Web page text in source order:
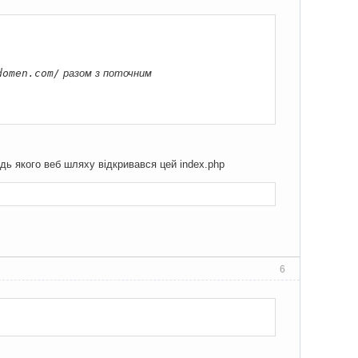
разом з поточним
якого веб шляху відкривався цей index.php
6